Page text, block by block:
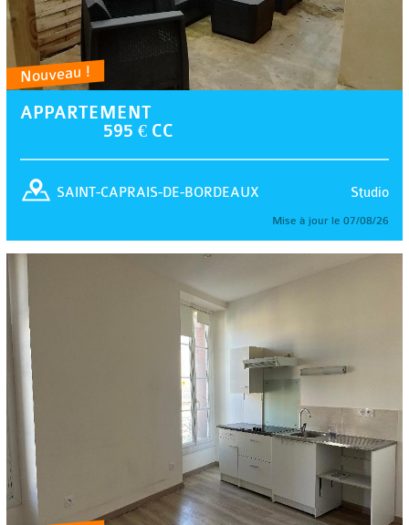
Nouveau !
APPARTEMENT
595 € CC
Studio
SAINT-CAPRAIS-DE-BORDEAUX
Mise à jour le 07/08/26